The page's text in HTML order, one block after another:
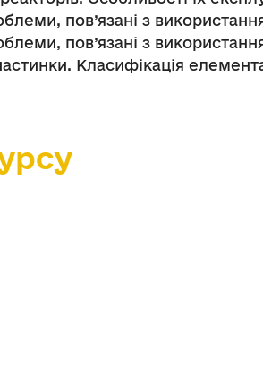
пов’язані з
пов’язані з
Класифікація